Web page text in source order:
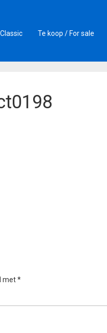
Te koop / For sale
met*